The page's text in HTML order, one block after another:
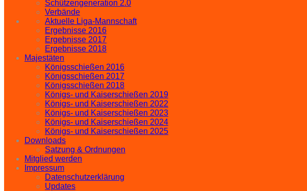
Schützengeneration 2.0
Verbände
Aktuelle Liga-Mannschaft
Ergebnisse 2016
Ergebnisse 2017
Ergebnisse 2018
Majestäten
Königsschießen 2016
Königsschießen 2017
Königsschießen 2018
Königs- und Kaiserschießen 2019
Königs- und Kaiserschießen 2022
Königs- und Kaiserschießen 2023
Königs- und Kaiserschießen 2024
Königs- und Kaiserschießen 2025
Downloads
Satzung & Ordnungen
Mitglied werden
Impressum
Datenschutzerklärung
Updates